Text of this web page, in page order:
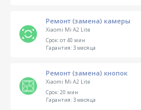
Ремонт (замена) камеры
Xiaomi Mi A2 Lite
Срок:от 40 мин
Гарантия:3 месяца
Ремонт (замена) кнопок
Xiaomi Mi A2 Lite
Срок:20 мин
Гарантия:3 месяца